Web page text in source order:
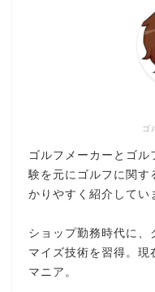
ゴ
ゴルフメーカーとゴ
験を元にゴルフに関す
かりやすく紹介してい
ショップ勤務時代に、
マイズ技術を習得。現
マニア。